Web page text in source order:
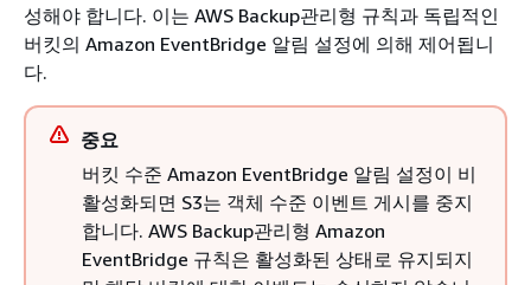
성해야 합니다. 이는 AWS Backup관리형 규칙과 독립적인
버킷의 Amazon EventBridge 알림 설정에 의해 제어됩니
다.
중요
버킷 수준 Amazon EventBridge 알림 설정이 비
활성화되면 S3는 객체 수준 이벤트 게시를 중지
합니다. AWS Backup관리형 Amazon
EventBridge 규칙은 활성화된 상태로 유지되지